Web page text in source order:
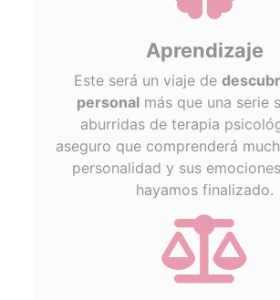
Aprendizaje
Este será un viaje de
personalmás que una serie
aburridas de terapia
aseguro que comprenderá
personalidad y sus
hayamos finalizado.